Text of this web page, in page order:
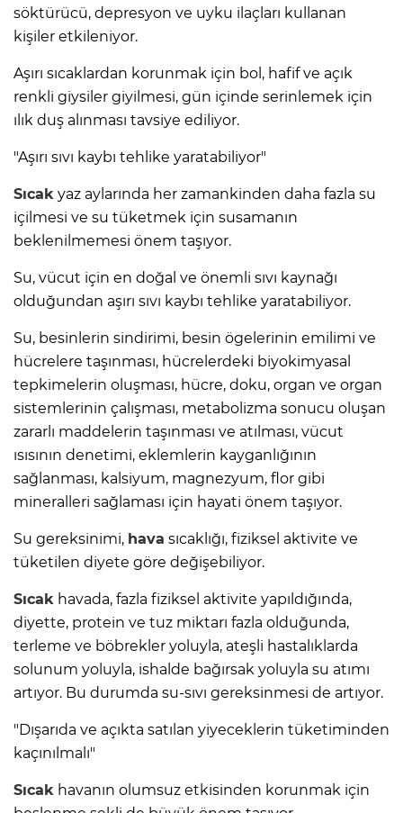
söktürücü, depresyon ve uyku ilaçları kullanan
kişiler etkileniyor.
Aşırı sıcaklardan korunmak için bol, hafif ve açık
renkli giysiler giyilmesi, gün içinde serinlemek için
ılık duş alınması tavsiye ediliyor.
"Aşırı sıvı kaybı tehlike yaratabiliyor"
Sıcak yaz aylarında her zamankinden daha fazla su
içilmesi ve su tüketmek için susamanın
beklenilmemesi önem taşıyor.
Su, vücut için en doğal ve önemli sıvı kaynağı
olduğundan aşırı sıvı kaybı tehlike yaratabiliyor.
Su, besinlerin sindirimi, besin ögelerinin emilimi ve
hücrelere taşınması, hücrelerdeki biyokimyasal
tepkimelerin oluşması, hücre, doku, organ ve organ
sistemlerinin çalışması, metabolizma sonucu oluşan
zararlı maddelerin taşınması ve atılması, vücut
ısısının denetimi, eklemlerin kayganlığının
sağlanması, kalsiyum, magnezyum, flor gibi
mineralleri sağlaması için hayati önem taşıyor.
Su gereksinimi, hava sıcaklığı, fiziksel aktivite ve
tüketilen diyete göre değişebiliyor.
Sıcak havada, fazla fiziksel aktivite yapıldığında,
diyette, protein ve tuz miktarı fazla olduğunda,
terleme ve böbrekler yoluyla, ateşli hastalıklarda
solunum yoluyla, ishalde bağırsak yoluyla su atımı
artıyor. Bu durumda su-sıvı gereksinmesi de artıyor.
"Dışarıda ve açıkta satılan yiyeceklerin tüketiminden
kaçınılmalı"
Sıcak havanın olumsuz etkisinden korunmak için